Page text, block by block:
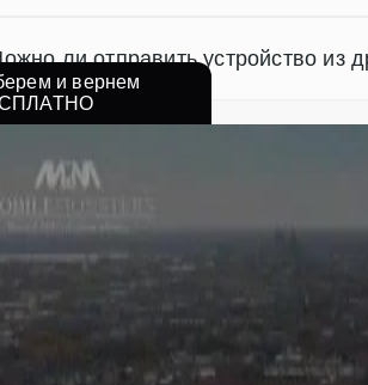
ли отправить устройство из
и вернем